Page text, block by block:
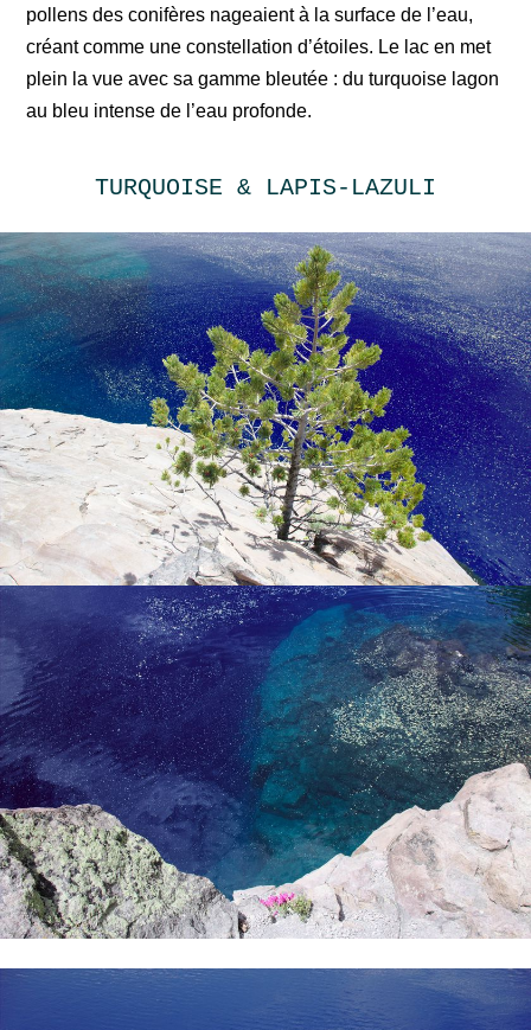
pollens des conifères nageaient à la surface de l’eau,
créant comme une constellation d’étoiles. Le lac en met
plein la vue avec sa gamme bleutée : du turquoise lagon
au bleu intense de l’eau profonde.
TURQUOISE & LAPIS-LAZULI